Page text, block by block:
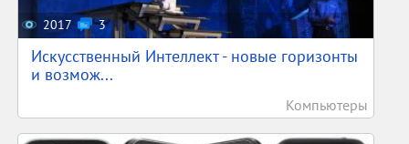
2017 3
Искусственный Интеллект - новые горизонты
и возмож...
Компьютеры